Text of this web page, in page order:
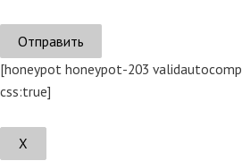
[honeypot honeypot-203
css:true]
Х